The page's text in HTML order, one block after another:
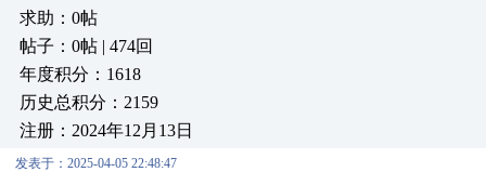
求助：0帖
帖子：0帖 | 474回
年度积分：1618
历史总积分：2159
注册：2024年12月13日
发表于：2025-04-05 22:48:47